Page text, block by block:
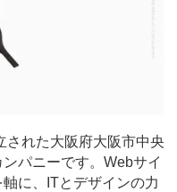
された大阪府大阪市中央
パニーです。Webサイ
に、ITとデザインの力